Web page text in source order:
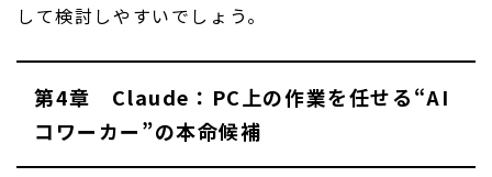
して検討しやすいでしょう。
第4章 Claude：PC上の作業を任せる“AI
コワーカー”の本命候補